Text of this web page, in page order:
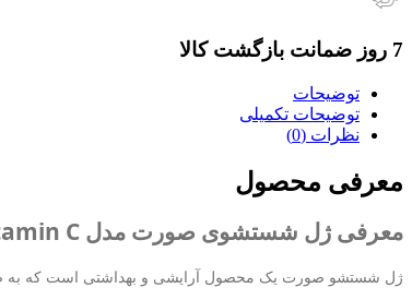
7 روز ضمانت بازگشت کالا
توضیحات
توضیحات تکمیلی
نظرات (0)
معرفی محصول
معرفی ژل شستشوی صورت مدل Vitamin C حجم 200 میل گارنیر:
ژل شستشو صورت یک محصول آرایشی و بهداشتی است که به